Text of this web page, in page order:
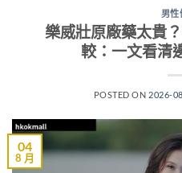
男性
樂威壯原廠藥太貴
較：一文看清
POSTED ON 2026-
04
8 月